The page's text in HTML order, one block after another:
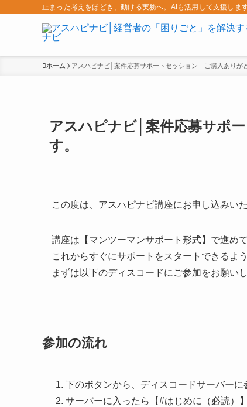
止まった考えをほどき、動ける実務へ。AIも活用して支援しま
ホーム アスハピナビ│案件応募サポートセッション ご購入ありが
アスハピナビ│案件応募サポ
す。
この度は、アスハピナビ講座にお申し込みい
講座は【マンツーマンサポート形式】で進め
これからすぐにサポートをスタートできるよう
まずは以下のディスコードにご参加をお願いし
参加の流れ
下のボタンから、ディスコードサーバーに
サーバーに入ったら【#はじめに（必読）